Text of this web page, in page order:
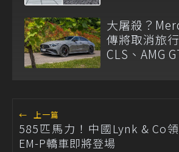
大屠殺？
傳將取消旅
CLS、AMG
← 上一篇
585匹馬力！中國Lynk & Co
EM-P轎車即將登場